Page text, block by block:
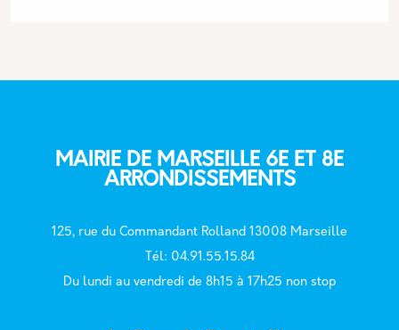
MAIRIE DE MARSEILLE 6E ET 8E
ARRONDISSEMENTS
125, rue du Commandant Rolland 13008 Marseille
T él: 04.91.55.15.84
Du lundi au vendredi de 8h15 à 17h25 non stop